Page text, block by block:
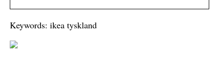
Keywords: ikea tyskland